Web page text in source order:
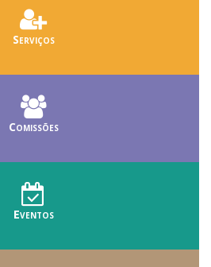
Serviços
Comissões
Eventos